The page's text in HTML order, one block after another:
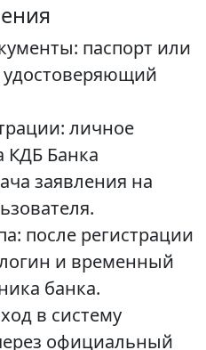
паспорт или
удостоверяющий
личное
КДБ Банка
заявления на
после регистрации
и временный
банка.
в систему
официальный